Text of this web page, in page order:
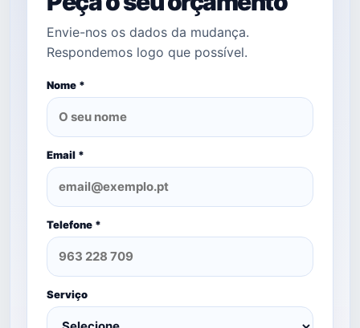
Envie-nos os dados da mudança.
Respondemos logo que possível.
Nome *
Email *
Telefone *
Serviço